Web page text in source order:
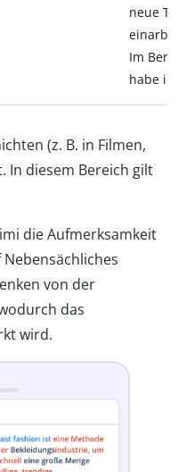
neue
Im
habe
(z. B. in Filmen,
In diesem Bereich gilt
die Aufmerksamkeit
von der
das
wird.